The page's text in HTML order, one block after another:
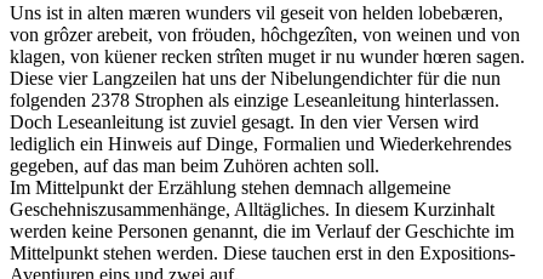
Uns ist in alten mæren wunders vil geseit von helden lobebæren,
von grôzer arebeit, von fröuden, hôchgezîten, von weinen und von
klagen, von küener recken strîten muget ir nu wunder hœren sagen.
Diese vier Langzeilen hat uns der Nibelungendichter für die nun
folgenden 2378 Strophen als einzige Leseanleitung hinterlassen.
Doch Leseanleitung ist zuviel gesagt. In den vier Versen wird
lediglich ein Hinweis auf Dinge, Formalien und Wiederkehrendes
gegeben, auf das man beim Zuhören achten soll.
Im Mittelpunkt der Erzählung stehen demnach allgemeine
Geschehniszusammenhänge, Alltägliches. In diesem Kurzinhalt
werden keine Personen genannt, die im Verlauf der Geschichte im
Mittelpunkt stehen werden. Diese tauchen erst in den Expositions-
Aventiuren eins und zwei auf.